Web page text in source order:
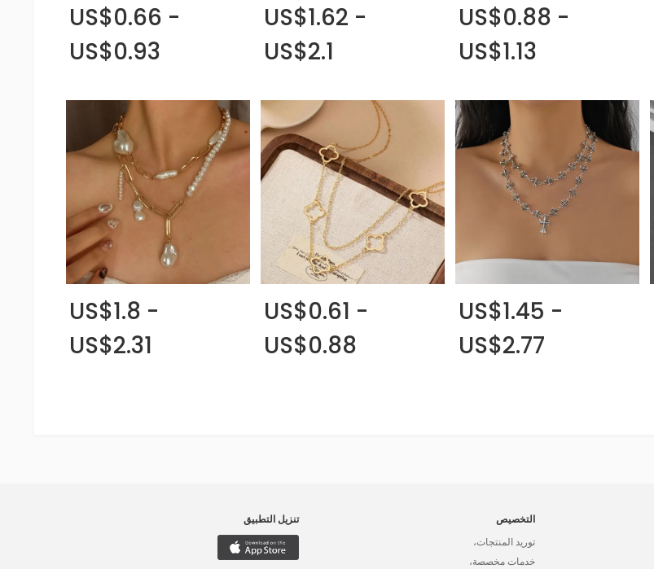
US$0.88 -
US$1.13
US$1.62 -
US$2.1
US$0.66 -
US$0.93
US$1.45 -
US$2.77
US$0.61 -
US$0.88
US$1.8 -
US$2.31
التخصيص
توريد المنتجات،
خدمات مخصصة،
تنزيل التطبيق